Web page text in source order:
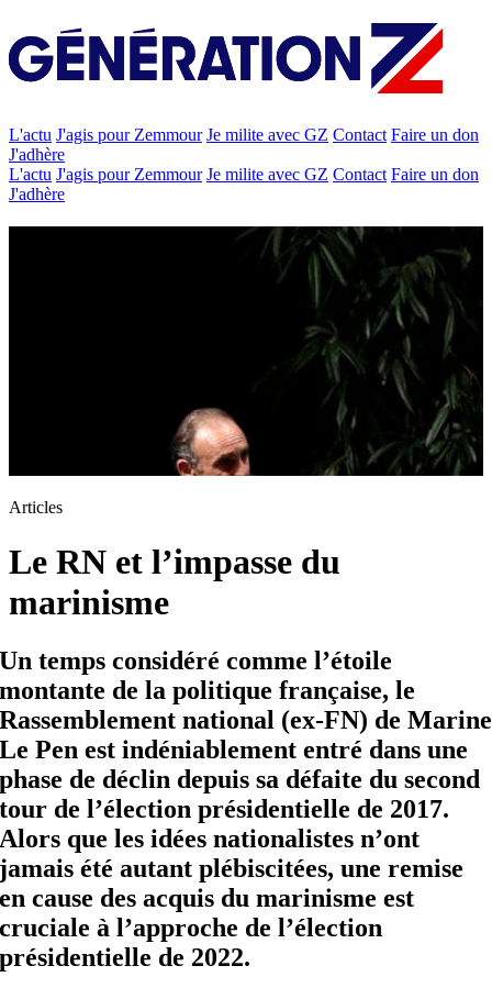
L'actu J'agis pour Zemmour Je milite avec GZ Contact Faire un don
J'adhère
L'actu J'agis pour Zemmour Je milite avec GZ Contact Faire un don
J'adhère
Articles
Le RN et l’impasse du
marinisme
Un temps considéré comme l’étoile
montante de la politique française, le
Rassemblement national (ex-FN) de Marine
Le Pen est indéniablement entré dans une
phase de déclin depuis sa défaite du second
tour de l’élection présidentielle de 2017.
Alors que les idées nationalistes n’ont
jamais été autant plébiscitées, une remise
en cause des acquis du marinisme est
cruciale à l’approche de l’élection
présidentielle de 2022.